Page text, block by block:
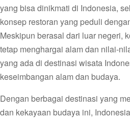
yang bisa dinikmati di Indonesia,
konsep restoran yang peduli
Meskipun berasal dari luar negeri,
tetap menghargai alam dan nilai-
yang ada di destinasi wisata
keseimbangan alam dan budaya.
Dengan berbagai destinasi yang
dan kekayaan budaya ini,